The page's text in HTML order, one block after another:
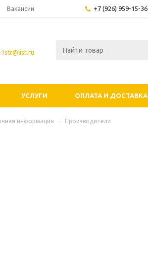
Вакансии +7 (926) 959-15-36
УСЛУГИ ОПЛАТА И ДОСТАВКА
информация - Производители